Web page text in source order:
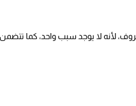
لأنه لا يوجد سبب واحد، كما